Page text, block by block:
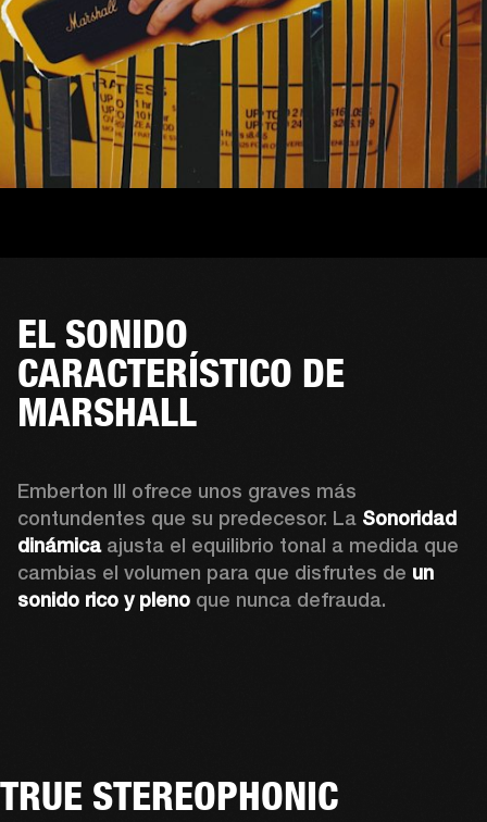
EL SONIDO
CARACTERÍSTICO DE
MARSHALL
Emberton III ofrece unos graves más
contundentes que su predecesor. La Sonoridad
dinámica ajusta el equilibrio tonal a medida que
cambias el volumen para que disfrutes de un
sonido rico y pleno que nunca defrauda.
TRUE STEREOPHONIC